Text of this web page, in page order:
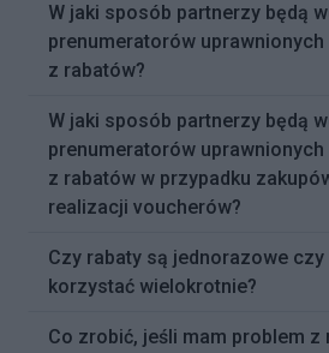
W jaki sposób partnerzy będą
prenumeratorów
z rabatów?
W jaki sposób partnerzy będą
prenumeratorów
z rabatów w przypadku
realizacji voucherów?
Czy rabaty są jednorazowe
korzystać wielokrotnie?
Co zrobić, jeśli mam problem z